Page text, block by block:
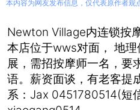
本内容为网友发布信息，仅代表原作者观
Newton Village内连锁按
本店位于wws对面， 地
展，需招按摩师一名，要
语。薪资面谈，有老客提
系：Jax 0451780514(短